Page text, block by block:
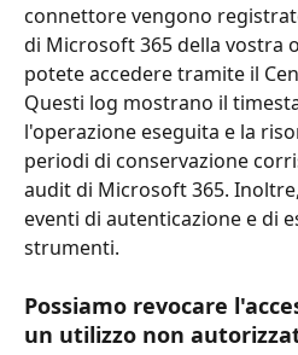
connettore vengono
di Microsoft 365 della vostra
potete accedere tramite il
Questi log mostrano il
l'operazione eseguita e la
periodi di conservazione
audit di Microsoft 365.
eventi di autenticazione e di
strumenti.
Possiamo revocare
un utilizzo non